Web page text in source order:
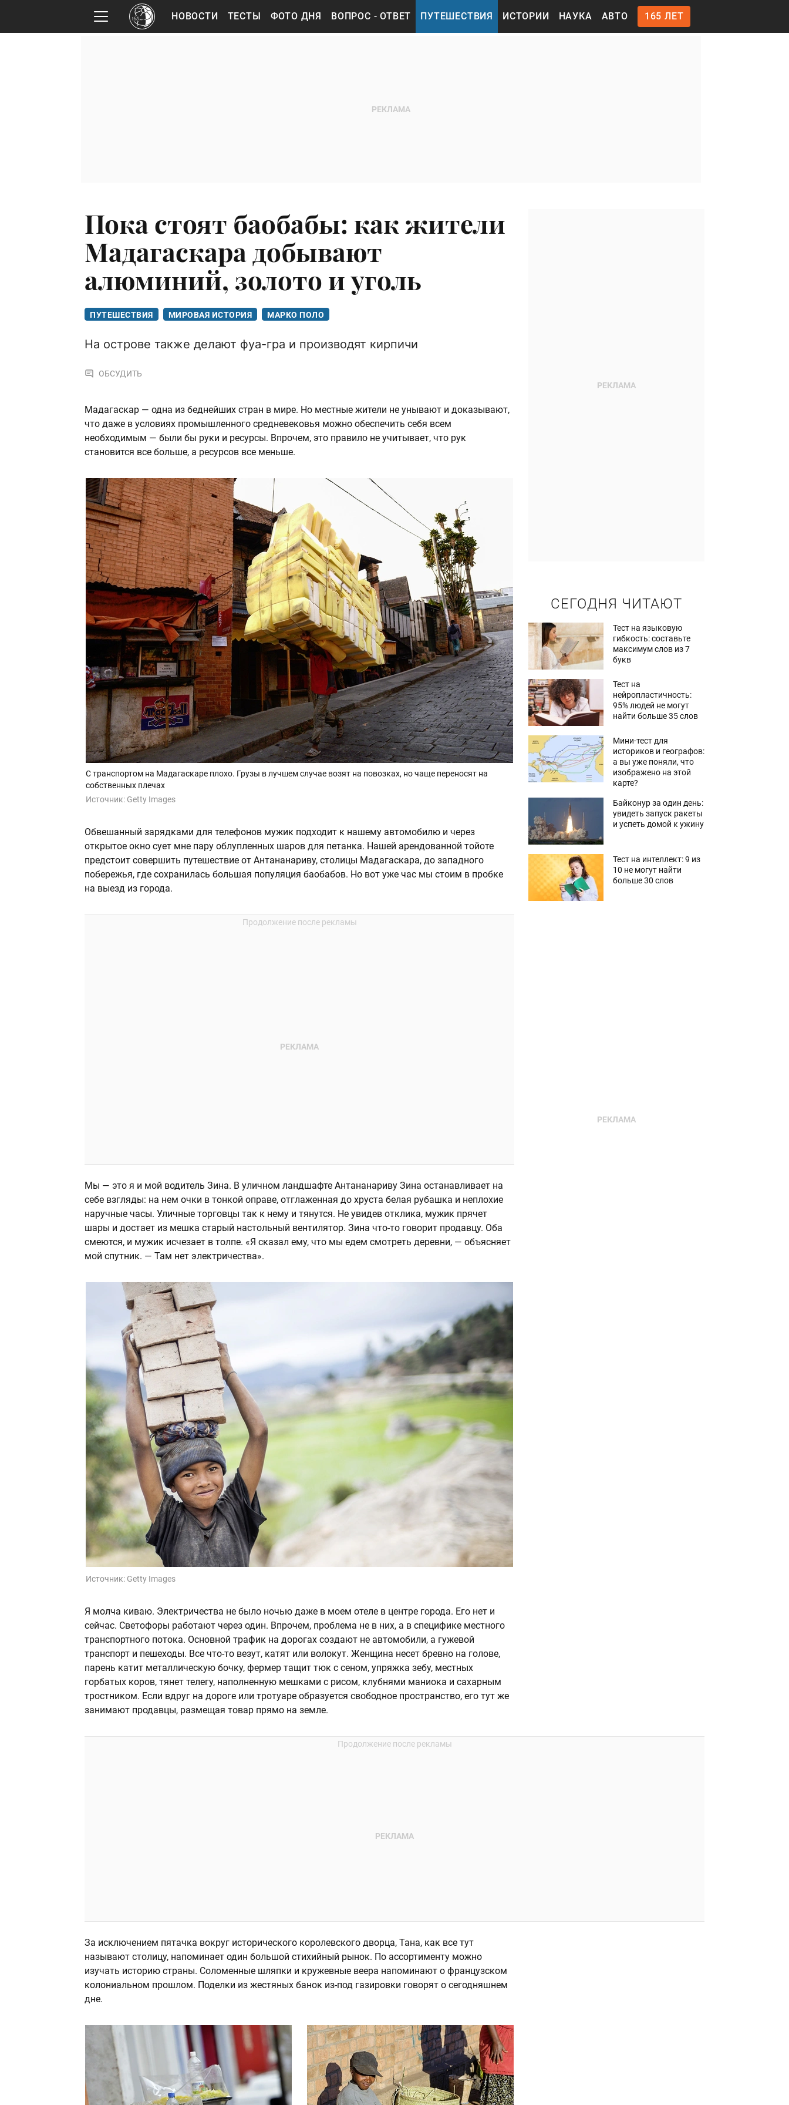
НОВОСТИ ТЕСТЫ ФОТО ДНЯ ВОПРОС - ОТВЕТ ПУТЕШЕСТВИЯ ИСТОРИИ НАУКА АВТО 165 ЛЕТ
Пока стоят баобабы: как жители
Мадагаскара добывают
алюминий, золото и уголь
ПУТЕШЕСТВИЯ МИРОВАЯ ИСТОРИЯ МАРКО ПОЛО
На острове также делают фуа-гра и производят кирпичи
ОБСУДИТЬ
Мадагаскар — одна из беднейших стран в мире. Но местные жители не унывают и доказывают,
что даже в условиях промышленного средневековья можно обеспечить себя всем
необходимым — были бы руки и ресурсы. Впрочем, это правило не учитывает, что рук
становится все больше, а ресурсов все меньше.
С транспортом на Мадагаскаре плохо. Грузы в лучшем случае возят на повозках, но чаще переносят на
собственных плечах
Источник: Getty Images
Обвешанный зарядками для телефонов мужик подходит к нашему автомобилю и через
открытое окно сует мне пару облупленных шаров для петанка. Нашей арендованной тойоте
предстоит совершить путешествие от Антананариву, столицы Мадагаскара, до западного
побережья, где сохранилась большая популяция баобабов. Но вот уже час мы стоим в пробке
на выезд из города.
Мы — это я и мой водитель Зина. В уличном ландшафте Антананариву Зина останавливает на
себе взгляды: на нем очки в тонкой оправе, отглаженная до хруста белая рубашка и неплохие
наручные часы. Уличные торговцы так к нему и тянутся. Не увидев отклика, мужик прячет
шары и достает из мешка старый настольный вентилятор. Зина что-то говорит продавцу. Оба
смеются, и мужик исчезает в толпе. «Я сказал ему, что мы едем смотреть деревни, — объясняет
мой спутник. — Там нет электричества».
Источник: Getty Images
Я молча киваю. Электричества не было ночью даже в моем отеле в центре города. Его нет и
сейчас. Светофоры работают через один. Впрочем, проблема не в них, а в специфике местного
транспортного потока. Основной трафик на дорогах создают не автомобили, а гужевой
транспорт и пешеходы. Все что-то везут, катят или волокут. Женщина несет бревно на голове,
парень катит металлическую бочку, фермер тащит тюк с сеном, упряжка зебу, местных
горбатых коров, тянет телегу, наполненную мешками с рисом, клубнями маниока и сахарным
тростником. Если вдруг на дороге или тротуаре образуется свободное пространство, его тут же
занимают продавцы, размещая товар прямо на земле.
За исключением пятачка вокруг исторического королевского дворца, Тана, как все тут
называют столицу, напоминает один большой стихийный рынок. По ассортименту можно
изучать историю страны. Соломенные шляпки и кружевные веера напоминают о французском
колониальном прошлом. Поделки из жестяных банок из-под газировки говорят о сегодняшнем
дне.
СЕГОДНЯ ЧИТАЮТ
Тест на языковую
гибкость: составьте
максимум слов из 7
букв
Тест на
нейропластичность:
95% людей не могут
найти больше 35 слов
Мини-тест для
историков и географов:
а вы уже поняли, что
изображено на этой
карте?
Байконур за один день:
увидеть запуск ракеты
и успеть домой к ужину
Тест на интеллект: 9 из
10 не могут найти
больше 30 слов